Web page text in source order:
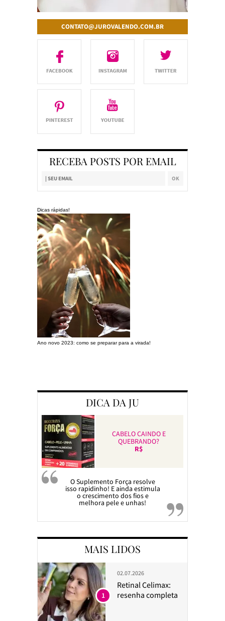
CONTATO@JUROVALENDO.COM.BR
RECEBA POSTS POR EMAIL
Dicas rápidas!
Ano novo 2023: como se preparar para a virada!
DICA DA JU
CABELO CAINDO E
QUEBRANDO?
R$
O Suplemento Força resolve
isso rapidinho! E ainda estimula
o crescimento dos fios e
melhora pele e unhas!
MAIS LIDOS
02.07.2026
Retinal Celimax:
resenha completa
1